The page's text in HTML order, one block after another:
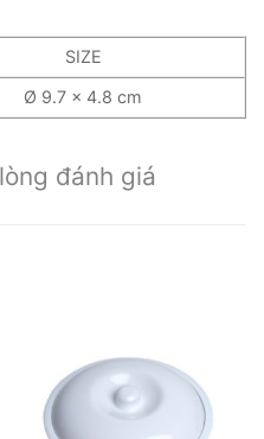
SIZE
Ø 9.7 x 4.8 cm
đánh giá